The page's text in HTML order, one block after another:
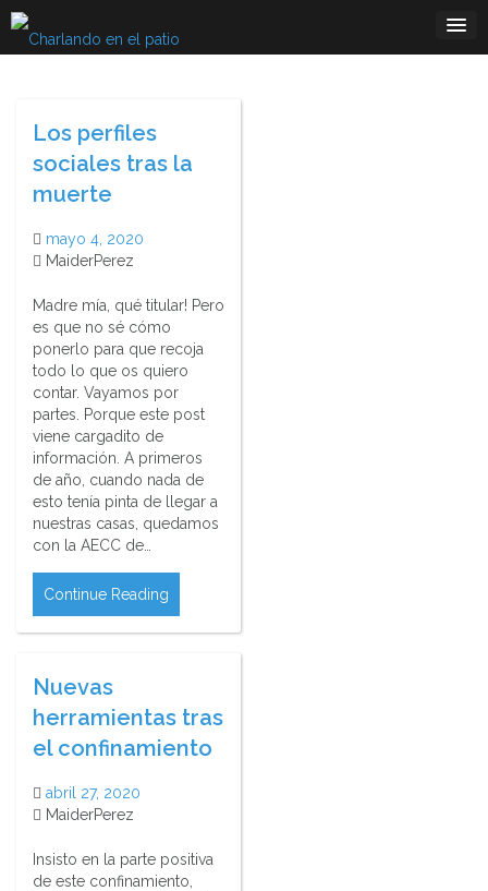
Skip
to
content
Los perfiles
sociales tras la
muerte
mayo 4, 2020
MaiderPerez
Madre mía, qué titular! Pero
es que no sé cómo
ponerlo para que recoja
todo lo que os quiero
contar. Vayamos por
partes. Porque este post
viene cargadito de
información. A primeros
de año, cuando nada de
esto tenía pinta de llegar a
nuestras casas, quedamos
con la AECC de…
Continue Reading
Nuevas
herramientas tras
el confinamiento
abril 27, 2020
MaiderPerez
Insisto en la parte positiva
de este confinamiento,